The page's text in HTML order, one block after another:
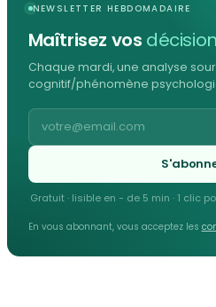
NEWSLETTER HEBDOMADAIRE
Maîtrisez vos
Chaque mardi, une analyse
cognitif/phénomène
Gratuit · lisible en - de 5 min · 1 clic
En vous abonnant, vous acceptez les